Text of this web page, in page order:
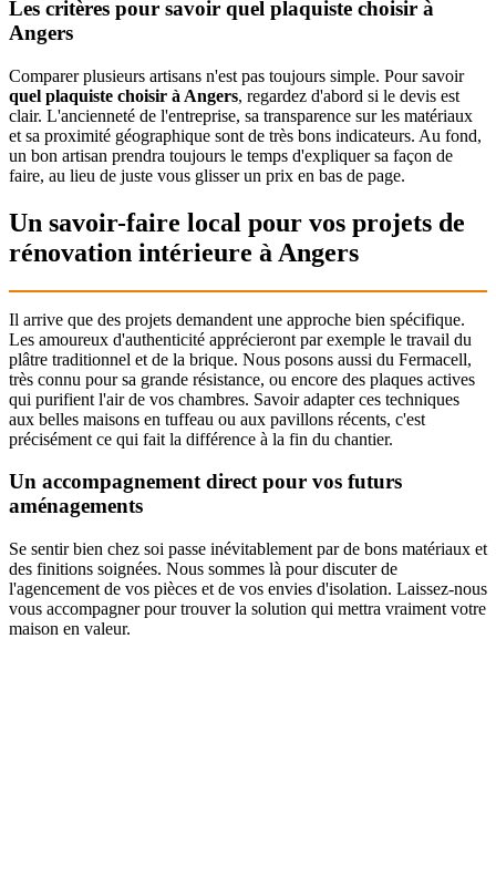
Les critères pour savoir quel plaquiste choisir à
Angers
Comparer plusieurs artisans n'est pas toujours simple. Pour savoir
quel plaquiste choisir à Angers, regardez d'abord si le devis est
clair. L'ancienneté de l'entreprise, sa transparence sur les matériaux
et sa proximité géographique sont de très bons indicateurs. Au fond,
un bon artisan prendra toujours le temps d'expliquer sa façon de
faire, au lieu de juste vous glisser un prix en bas de page.
Un savoir-faire local pour vos projets de
rénovation intérieure à Angers
Il arrive que des projets demandent une approche bien spécifique.
Les amoureux d'authenticité apprécieront par exemple le travail du
plâtre traditionnel et de la brique. Nous posons aussi du Fermacell,
très connu pour sa grande résistance, ou encore des plaques actives
qui purifient l'air de vos chambres. Savoir adapter ces techniques
aux belles maisons en tuffeau ou aux pavillons récents, c'est
précisément ce qui fait la différence à la fin du chantier.
Un accompagnement direct pour vos futurs
aménagements
Se sentir bien chez soi passe inévitablement par de bons matériaux et
des finitions soignées. Nous sommes là pour discuter de
l'agencement de vos pièces et de vos envies d'isolation. Laissez-nous
vous accompagner pour trouver la solution qui mettra vraiment votre
maison en valeur.